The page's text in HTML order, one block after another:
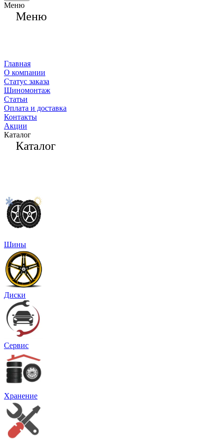
Меню
Меню
Главная
О компании
Статус заказа
Шиномонтаж
Статьи
Оплата и доставка
Контакты
Акции
Каталог
Каталог
Шины
Диски
Сервис
Хранение